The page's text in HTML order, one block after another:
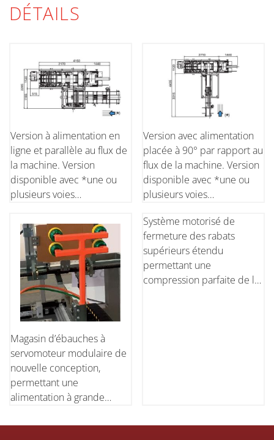
DÉTAILS
Version à alimentation en
ligne et parallèle au flux de
la machine. Version
disponible avec *une ou
plusieurs voies
de la vitesse d'arrivée des
produits et du
regroupement demandé.
Version avec alimentation
placée à 90° par rapport au
flux de la machine. Version
disponible avec *une ou
plusieurs voies
de la vitesse d'arrivée des
produits et du
regroupement demandé.
Magasin d’ébauches à
servomoteur modulaire de
nouvelle conception,
permettant une
alimentation à grande
chargement fixe. Le
Système motorisé de
fermeture des rabats
supérieurs étendu
permettant une
compression parfaite de la